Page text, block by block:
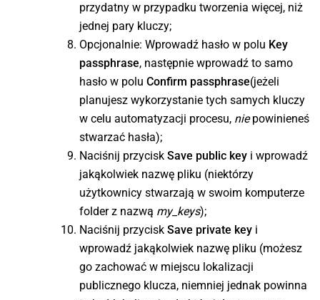
przydatny w przypadku tworzenia więcej, niż
jednej pary kluczy;
Opcjonalnie: Wprowadź hasło w polu Key
passphrase, następnie wprowadź to samo
hasło w polu Confirm passphrase(jeżeli
planujesz wykorzystanie tych samych kluczy
w celu automatyzacji procesu, niepowinieneś
stwarzać hasła);
Naciśnij przycisk Save public key i wprowadź
jakąkolwiek nazwę pliku (niektórzy
użytkownicy stwarzają w swoim komputerze
folder z nazwą my_keys);
Naciśnij przycisk Save private key i
wprowadź jakąkolwiek nazwę pliku (możesz
go zachować w miejscu lokalizacji
publicznego klucza, niemniej jednak powinna